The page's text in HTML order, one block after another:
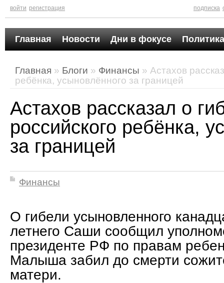
войти регистрация подписка
Главная Новости Дни в фокусе
Главная » Блоги » Финансы » Астахов
ребёнка, усыновлённого за границей
Астахов рассказал о
российского ребёнка,
за границей
Финансы
О гибели усыновленного
летнего Саши сообщил
президенте РФ по правам
Малыша забил до смерти
матери.